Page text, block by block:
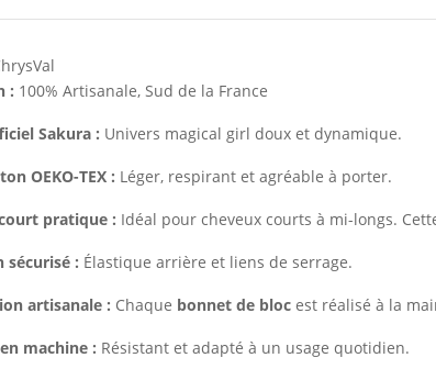
: 100% Artisanale, Sud de la France
Sakura : Univers magical girl doux et dynamique.
OEKO-TEX : Léger, respirant et agréable à porter.
pratique : Idéal pour cheveux courts à mi-longs.
: Élastique arrière et liens de serrage.
artisanale : Chaque bonnet de bloc est réalisé à la
machine : Résistant et adapté à un usage quotidien.